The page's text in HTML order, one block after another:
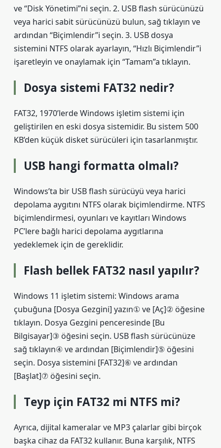
ve “Disk Yönetimi”ni seçin. 2. USB flash sürücünüzü
veya harici sabit sürücünüzü bulun, sağ tıklayın ve
ardından “Biçimlendir”i seçin. 3. USB dosya
sistemini NTFS olarak ayarlayın, “Hızlı Biçimlendir”i
işaretleyin ve onaylamak için “Tamam”a tıklayın.
Dosya sistemi FAT32 nedir?
FAT32, 1970’lerde Windows işletim sistemi için
geliştirilen en eski dosya sistemidir. Bu sistem 500
KB’den küçük disket sürücüleri için tasarlanmıştır.
USB hangi formatta olmalı?
Windows’ta bir USB flash sürücüyü veya harici
depolama aygıtını NTFS olarak biçimlendirme. NTFS
biçimlendirmesi, oyunları ve kayıtları Windows
PC’lere bağlı harici depolama aygıtlarına
yedeklemek için de gereklidir.
Flash bellek FAT32 nasıl yapılır?
Windows 11 işletim sistemi: Windows arama
çubuğuna [Dosya Gezgini] yazın① ve [Aç]② öğesine
tıklayın. Dosya Gezgini penceresinde [Bu
Bilgisayar]③ öğesini seçin. USB flash sürücünüze
sağ tıklayın④ ve ardından [Biçimlendir]⑤ öğesini
seçin. Dosya sistemini [FAT32]⑥ ve ardından
[Başlat]⑦ öğesini seçin.
Teyp için FAT32 mi NTFS mi?
Ayrıca, dijital kameralar ve MP3 çalarlar gibi birçok
başka cihaz da FAT32 kullanır. Buna karşılık, NTFS